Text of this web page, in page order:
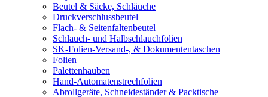
Beutel & Säcke, Schläuche
Druckverschlussbeutel
Flach- & Seitenfaltenbeutel
Schlauch- und Halbschlauchfolien
SK-Folien-Versand-, & Dokumententaschen
Folien
Palettenhauben
Hand-Automatenstrechfolien
Abrollgeräte, Schneideständer & Packtische